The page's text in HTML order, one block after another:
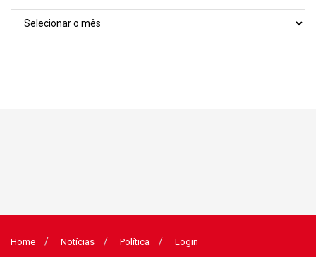
Home Notícias Política Login